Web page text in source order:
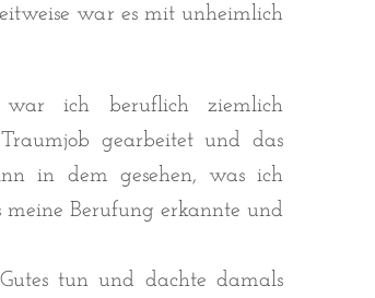
war es mit unheimlich
ich beruflich ziemlich
gearbeitet und das
in dem gesehen, was ich
Berufung erkannte und
tun und dachte damals